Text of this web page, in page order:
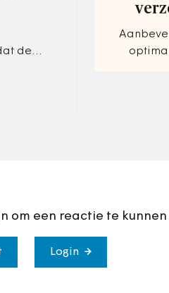
de
om een reactie te
Login